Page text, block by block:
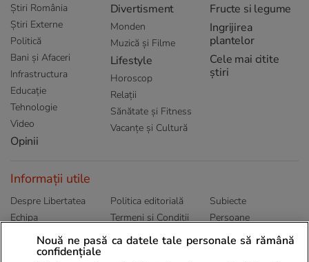
Știri România
Știri Externe
Politică
Bani și Afaceri
Infrastructura
Educație
Tehnologie
Video
Opinii
Divertisment
Monden
Muzică și Filme
Lifestyle
Horoscop
Relații
Sănătate și Fitness
Vacanțe și Cultură
Fructe si legume
Ingrijirea
plantelor
Cele mai citite
știri
Informații utile
Despre Libertatea
Echipa
Publicitate
Politica de
Politica editorială
Termeni și Conditii
Abonamente
Subiecte
Persoane
Sitemap
Nouă ne pasă ca datele tale personale să rămână
confidențiale